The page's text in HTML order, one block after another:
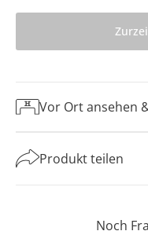
Vor Ort ansehen
Produkt teilen
Noch